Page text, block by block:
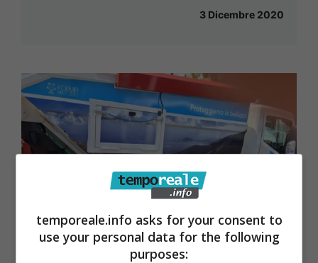
3 Dicembre 2020
temporeale.info asks for your consent to
use your personal data for the following
purposes: